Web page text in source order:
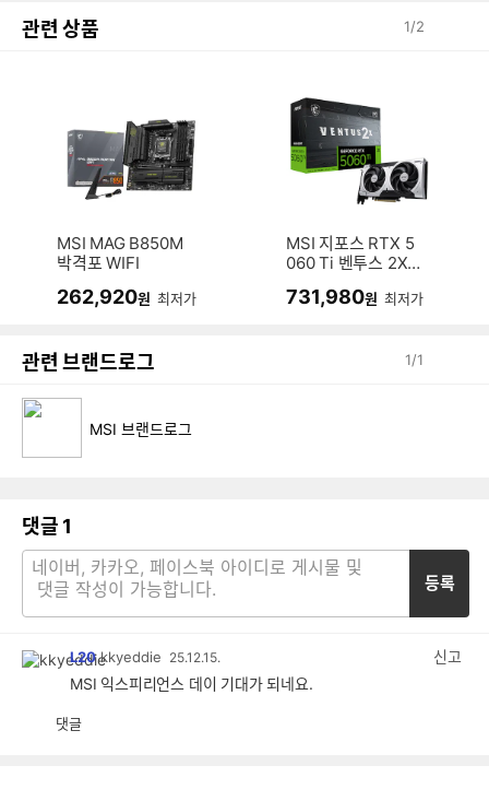
관련 상품 1/2
MSI MAG B850M
박격포 WIFI
262,920원 최저가
MSI 지포스 RTX 5
060 Ti 벤투스 2X
731,980원 최저가
관련 브랜드로그 1/1
MSI 브랜드로그
댓글 1
등록
L20 kkyeddie 25.12.15.
신고
MSI 익스피리언스 데이 기대가 되네요.
댓글